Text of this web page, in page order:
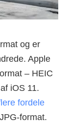
og er
Apple
– HEIC
iOS 11.
fordele
format.